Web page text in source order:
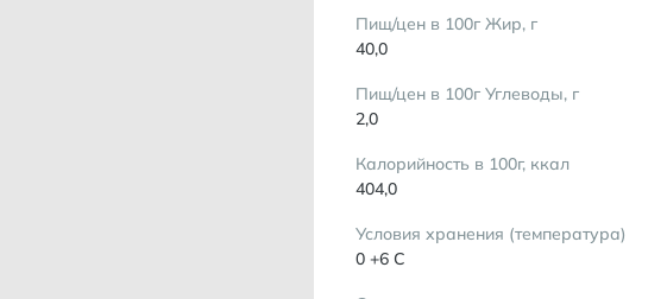
Пищ/цен в 100г Жир, г
40,0
Пищ/цен в 100г Углеводы, г
2,0
Калорийность в 100г, ккал
404,0
Условия хранения (температура)
0 +6 С